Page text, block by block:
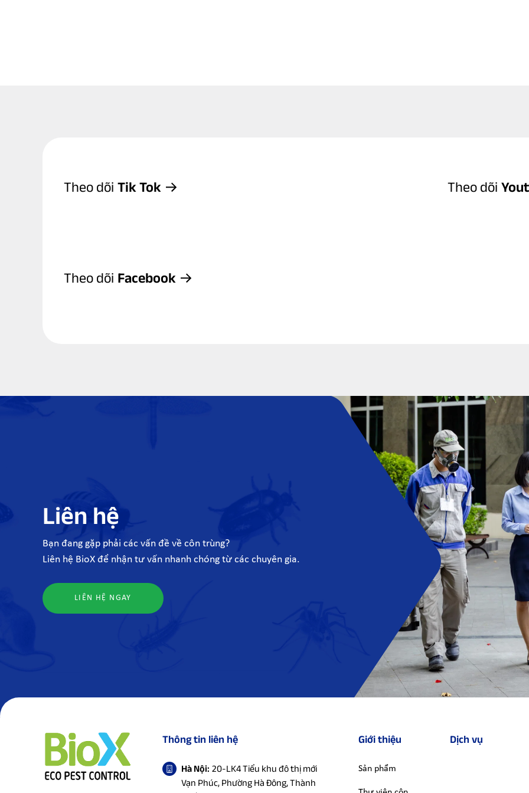
Theo dõi Tik Tok Theo dõi
Theo dõi Facebook
Liên hệ
Bạn đang gặp phải các vấn đề về côn trùng?
Liên hệ BioX để nhận tư vấn nhanh chóng từ các chuyên gia.
LIÊN HỆ NGAY
Thông tin liên hệ
Hà Nội: 20-LK4 Tiểu khu đô thị mới
Vạn Phúc, Phường Hà Đông, Thành
Giới thiệu
Sản phẩm
Dịch vụ